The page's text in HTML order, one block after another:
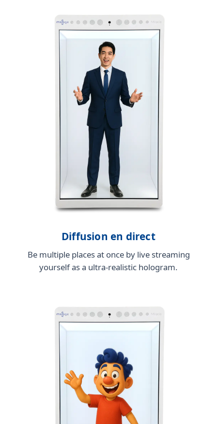
Diffusion en direct
Be multiple places at once by live streaming
yourself as a ultra-realistic hologram.